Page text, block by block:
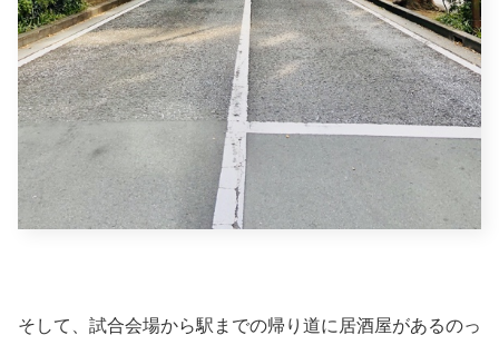
そして、試合会場から駅までの帰り道に居酒屋があるのっ